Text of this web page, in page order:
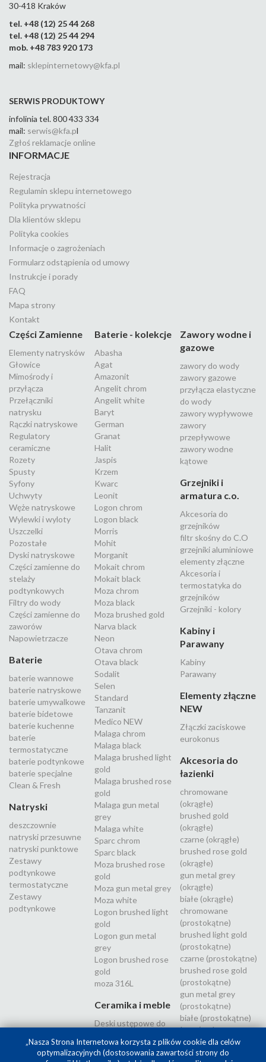
30-418 Kraków
tel. +48 (12) 25 44 268
tel. +48 (12) 25 44 294
mob. +48 783 920 173
mail: sklepinternetowy@kfa.pl
SERWIS PRODUKTOWY
infolinia tel. 800 433 334
mail: serwis@kfa.pl
Zgłoś reklamacje online
INFORMACJE
Rejestracja
Regulamin sklepu internetowego
Polityka prywatności
Dla klientów sklepu
Polityka cookies
Informacje o zagrożeniach
Formularz odstąpienia od umowy
Instrukcje i porady
FAQ
Mapa strony
Kontakt
Części Zamienne
Elementy natrysków
Głowice
Mimośrody i
przyłącza
Przełączniki
natrysku
Rączki natryskowe
Regulatory
ceramiczne
Rozety
Spusty
Syfony
Uchwyty
Węże natryskowe
Wylewki i wyloty
Uszczelki
Pozostałe
Dyski natryskowe
Części zamienne do
stelaży
podtynkowych
Filtry do wody
Części zamienne do
zaworów
Napowietrzacze
Baterie
baterie wannowe
baterie natryskowe
baterie umywalkowe
baterie bidetowe
baterie kuchenne
baterie
termostatyczne
baterie podtynkowe
baterie specjalne
Clean & Fresh
Natryski
deszczownie
natryski przesuwne
natryski punktowe
Zestawy
podtynkowe
termostatyczne
Zestawy
podtynkowe
Baterie - kolekcje
Abasha
Agat
Amazonit
Angelit chrom
Angelit white
Baryt
German
Granat
Halit
Jaspis
Krzem
Kwarc
Leonit
Logon chrom
Logon black
Morris
Mohit
Morganit
Mokait chrom
Mokait black
Moza chrom
Moza black
Moza brushed gold
Narva black
Neon
Otava chrom
Otava black
Sodalit
Selen
Standard
Tanzanit
Medico NEW
Malaga chrom
Malaga black
Malaga brushed light
gold
Malaga brushed rose
gold
Malaga gun metal
grey
Malaga white
Sparc chrom
Sparc black
Moza brushed rose
gold
Moza gun metal grey
Moza white
Logon brushed light
gold
Logon gun metal
grey
Logon brushed rose
gold
moza 316L
Ceramika i meble
Deski ustępowe do
Zawory wodne i
gazowe
zawory do wody
zawory gazowe
przyłącza elastyczne
do wody
zawory wypływowe
zawory
przepływowe
zawory wodne
kątowe
Grzejniki i
armatura c.o.
Akcesoria do
grzejników
filtr skośny do C.O
grzejniki aluminiowe
elementy złączne
Akcesoria i
termostatyka do
grzejników
Grzejniki - kolory
Kabiny i
Parawany
Kabiny
Parawany
Elementy złączne
NEW
Złączki zaciskowe
eurokonus
Akcesoria do
łazienki
chromowane
(okrągłe)
brushed gold
(okrągłe)
czarne (okrągłe)
brushed rose gold
(okrągłe)
gun metal grey
(okrągłe)
białe (okrągłe)
chromowane
(prostokątne)
brushed light gold
(prostokątne)
czarne (prostokątne)
brushed rose gold
(prostokątne)
gun metal grey
(prostokątne)
białe (prostokątne)
Inox (stal
nierdzewna 316L)
„Nasza Strona Internetowa korzysta z plików cookie dla celów
optymalizacyjnych (dostosowania zawartości strony do